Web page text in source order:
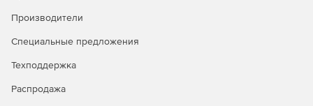
Производители
Специальные предложения
Техподдержка
Распродажа